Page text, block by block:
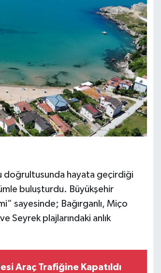
doğrultusunda hayata geçirdiği
buluşturdu. Büyükşehir
sayesinde; Bağırganlı, Miço
Seyrek plajlarındaki anlık
Araç Trafiğine Kapatıldı